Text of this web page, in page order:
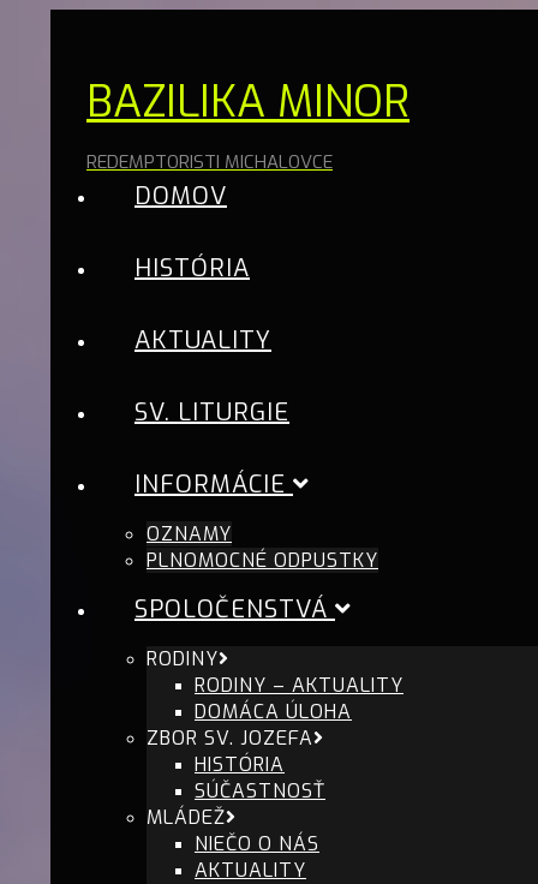
BAZILIKA MINOR
REDEMPTORISTI MICHALOVCE
DOMOV
HISTÓRIA
AKTUALITY
SV. LITURGIE
INFORMÁCIE
OZNAMY
PLNOMOCNÉ ODPUSTKY
SPOLOČENSTVÁ
RODINY
RODINY – AKTUALITY
DOMÁCA ÚLOHA
ZBOR SV. JOZEFA
HISTÓRIA
SÚČASTNOSŤ
MLÁDEŽ
NIEČO O NÁS
AKTUALITY